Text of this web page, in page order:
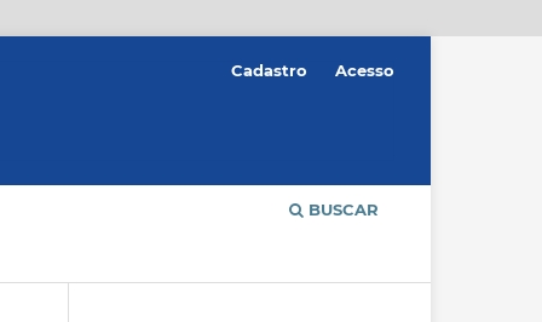
BUSCAR
Cadastro Acesso